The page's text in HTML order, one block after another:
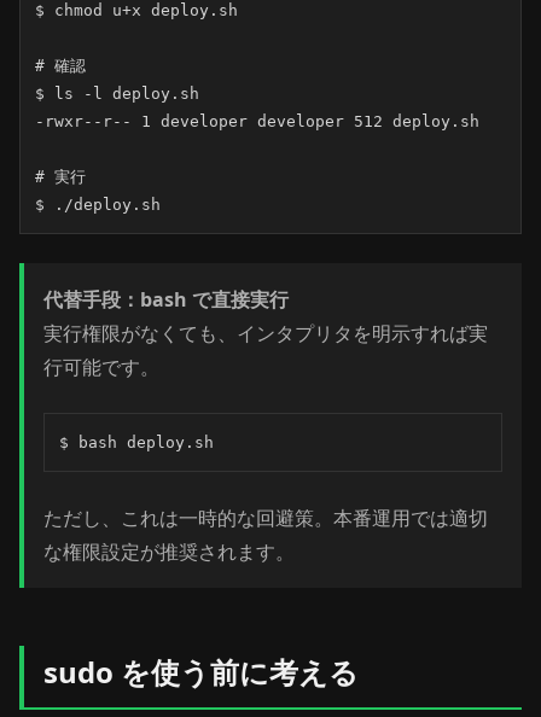
$ chmod u+x deploy.sh
# 確認
$ ls -l deploy.sh
-rwxr--r-- 1 developer developer 512 deploy.sh
# 実行
$ ./deploy.sh
代替手段：bash で直接実行
実行権限がなくても、インタプリタを明示すれば実
行可能です。
$ bash deploy.sh
ただし、これは一時的な回避策。本番運用では適切
な権限設定が推奨されます。
sudo を使う前に考える